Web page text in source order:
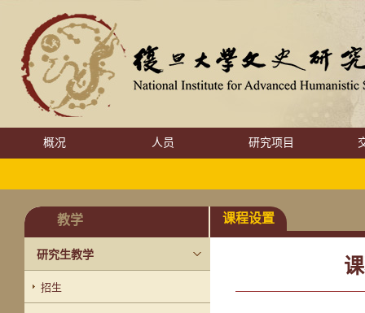
概况 人员 研究项目
教学
研究生教学
招生
课程设置